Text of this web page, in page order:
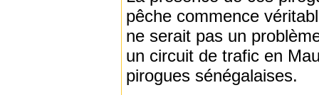
pêche commence
ne serait pas un
un circuit de trafic en
pirogues sénégalaises.